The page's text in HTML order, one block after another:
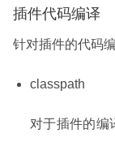
插件代码编译
针对插件的代码
classpath
对于插件的编